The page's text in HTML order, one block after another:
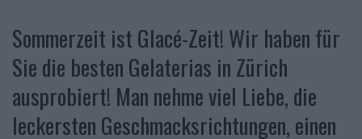
Sommerzeit ist Glacé-Zeit! Wir haben für
Sie die besten Gelaterias in Zürich
ausprobiert! Man nehme viel Liebe, die
leckersten Geschmacksrichtungen, einen